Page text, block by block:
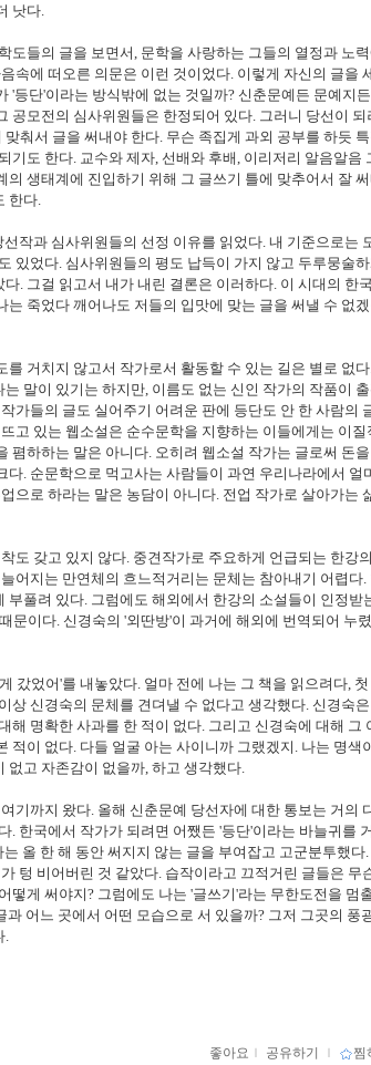
낫다.
도들의 글을 보면서, 문학을 사랑하는 그들의 열정과 노력
속에 떠오른 의문은 이런 것이었다. 이렇게 자신의 글을
'등단'이라는 방식밖에 없는 것일까? 신춘문예든 문예지
공모전의 심사위원들은 한정되어 있다. 그러니 당선이 되
춰서 글을 써내야 한다. 무슨 족집게 과외 공부를 하듯 특
기도 한다. 교수와 제자, 선배와 후배, 이리저리 알음알음
생태계에 진입하기 위해 그 글쓰기 틀에 맞추어서 잘 써
한다.
작과 심사위원들의 선정 이유를 읽었다. 내 기준으로는
있었다. 심사위원들의 평도 납득이 가지 않고 두루뭉술하
. 그걸 읽고서 내가 내린 결론은 이러하다. 이 시대의 한
는 죽었다 깨어나도 저들의 입맛에 맞는 글을 써낼 수 없
거치지 않고서 작가로서 활동할 수 있는 길은 별로 없다
말이 있기는 하지만, 이름도 없는 신인 작가의 작품이
가들의 글도 실어주기 어려운 판에 등단도 안 한 사람의
고 있는 웹소설은 순수문학을 지향하는 이들에게는 이질
폄하하는 말은 아니다. 오히려 웹소설 작가는 글로써 돈을
다. 순문학으로 먹고사는 사람들이 과연 우리나라에서 얼
으로 하라는 말은 농담이 아니다. 전업 작가로 살아가는
도 갖고 있지 않다. 중견작가로 주요하게 언급되는 한강
어지는 만연체의 흐느적거리는 문체는 참아내기 어렵다.
부풀려 있다. 그럼에도 해외에서 한강의 소설들이 인정받
문이다. 신경숙의 '외딴방'이 과거에 해외에 번역되어 누
갔었어'를 내놓았다. 얼마 전에 나는 그 책을 읽으려다, 첫
상 신경숙의 문체를 견뎌낼 수 없다고 생각했다. 신경숙
해 명확한 사과를 한 적이 없다. 그리고 신경숙에 대해 그
적이 없다. 다들 얼굴 아는 사이니까 그랬겠지. 나는 명색
없고 자존감이 없을까, 하고 생각했다.
기까지 왔다. 올해 신춘문예 당선자에 대한 통보는 거의
. 한국에서 작가가 되려면 어쨌든 '등단'이라는 바늘귀를
올 한 해 동안 써지지 않는 글을 부여잡고 고군분투했다.
텅 비어버린 것 같았다. 습작이라고 끄적거린 글들은 무
떻게 써야지? 그럼에도 나는 '글쓰기'라는 무한도전을 멈
과 어느 곳에서 어떤 모습으로 서 있을까? 그저 그곳의 풍
.
좋아요 ｌ 공유하기 ｌ 찜